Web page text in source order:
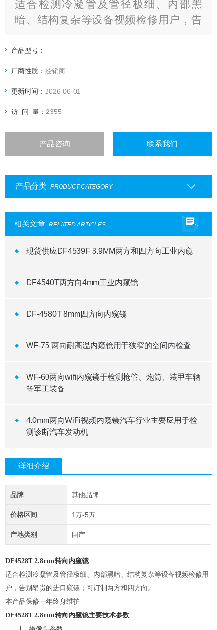
适合检测冷凝管及管径极细、内部黑
暗、结构复杂等设备视频检修用户，告
向
产品型号：
厂商性质：经销商
更新时间： 2026-06-01
访 问 量： 2355
产品咨询 联系我们
产品分类 PRODUCT CATEGORY
相关文章 RELATED ARTICLES
现货供应DF4539F 3.9MM两方和四方向工业内窥
DF4540T两方向4mm工业内窥镜
DF-4580T 8mm四方向内窥镜
WF-75 两向耐高温内窥镜用于狭窄的空间内检查
WF-60两向wifi内窥镜于检测枪管、炮筒、装甲车辆
等军工装备
4.0mm两向WiFi视频内窥镜汽车行业主要应用于检
测诊断汽车发动机
详细介绍
品牌 其他品牌
价格区间 1万-5万
产地类别 国产
DF4528T 2.8mm转向内窥镜
适合检测冷凝管及管径极细、内部黑暗、结构复杂等设备视频检修用
户，告别昂贵的进口窥镜；可订制两方和四方向。
本产品保修一年终身维护
DF4528T2.8mm转向内窥镜主要技术参数